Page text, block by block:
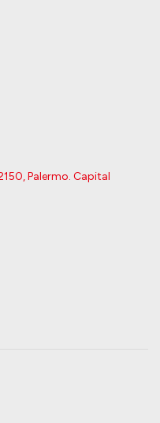
Palermo. Capital